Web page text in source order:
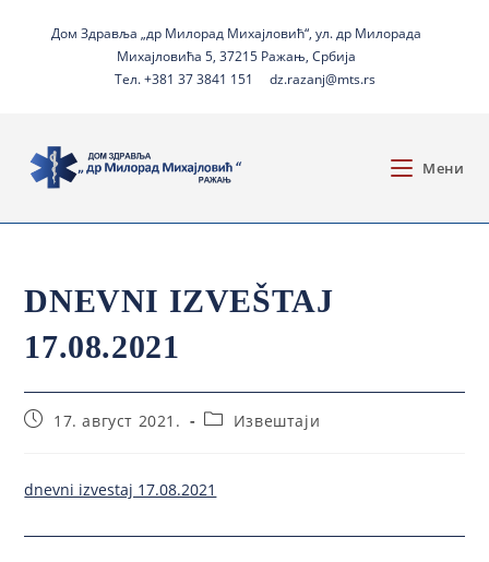
Дом Здравља „др Милорад Михајловић“, ул. др Милорада
Михајловића 5, 37215 Ражањ, Србија
Тел. +381 37 3841 151
dz.razanj@mts.rs
Мени
DNEVNI IZVEŠTAJ
17.08.2021
17. август 2021. Извештаји
dnevni izvestaj 17.08.2021